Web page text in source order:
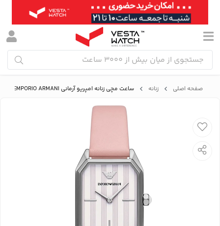
صفحه اصلی زنانه ساعت مچی زنانه امپریو آرمانی EMPORIO ARMANI مدل AR11207